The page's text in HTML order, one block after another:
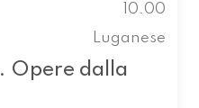
10.00
Luganese
Opere dalla